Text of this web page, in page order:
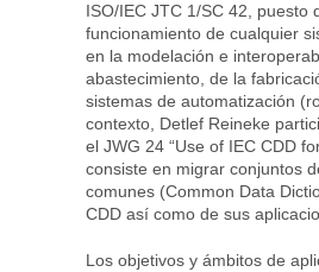
ISO/IEC JTC 1/SC 42,
funcionamiento de cualquier
en la modelación e
abastecimiento, de la
sistemas de automatización
contexto, Detlef Reineke
el JWG 24 “Use of IEC CDD
consiste en migrar conjuntos
comunes (Common Data
CDD así como de sus
Los objetivos y ámbitos de